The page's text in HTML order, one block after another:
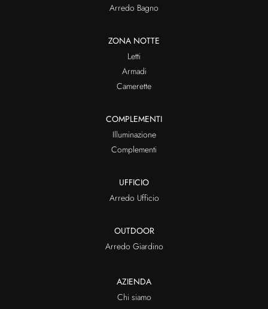
Arredo Bagno
ZONA NOTTE
Letti
Armadi
Camerette
COMPLEMENTI
Illuminazione
Complementi
UFFICIO
Arredo Ufficio
OUTDOOR
Arredo Giardino
AZIENDA
Chi siamo